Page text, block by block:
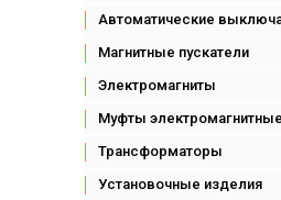
Автоматические
Магнитные пускатели
Электромагниты
Муфты электромагнитные
Трансформаторы
Установочные изделия